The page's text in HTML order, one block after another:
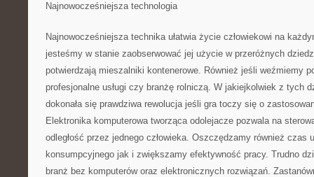
Najnowocześniejsza technologia
Najnowocześniejsza technika ułatwia życie człowiekowi na
jesteśmy w stanie zaobserwować jej użycie w przeróżnych
potwierdzają mieszalniki kontenerowe. Również jeśli weźmiemy
profesjonalne usługi czy branżę rolniczą. W jakiejkolwiek z tych
dokonała się prawdziwa rewolucja jeśli gra toczy się o
Elektronika komputerowa tworząca odolejacze pozwala na
odległość przez jednego człowieka. Oszczędzamy również czas
konsumpcyjnego jak i zwiększamy efektywność pracy. Trudno
branż bez komputerów oraz elektronicznych rozwiązań.